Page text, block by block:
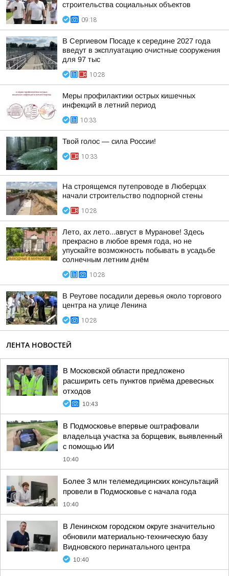
строительства социальных объектов
09:18
В Сергиевом Посаде к середине 2027 года
введут в эксплуатацию очистные сооружения
для 97 тыс
10:28
Меры профилактики острых кишечных
инфекций в летний период
10:33
Твой голос — сила России!
10:33
На строящемся путепроводе в Люберцах
начали строительство подпорной стены
10:28
Лето, ах лето...август в Муранове! Здесь
прекрасно в любое время года, но не
упускайте возможность побывать в усадьбе
солнечным летним днём
10:28
В Реутове посадили деревья около торгового
центра на улице Ленина
10:28
ЛЕНТА НОВОСТЕЙ
В Московской области предложено
расширить сеть пунктов приёма древесных
отходов
10:43
В Подмосковье впервые оштрафовали
владельца участка за борщевик, выявленный
с помощью ИИ
10:40
Более 3 млн телемедицинских консультаций
провели в Подмосковье с начала года
10:40
В Ленинском городском округе значительно
обновили материально-техническую базу
Видновского перинатального центра
10:40